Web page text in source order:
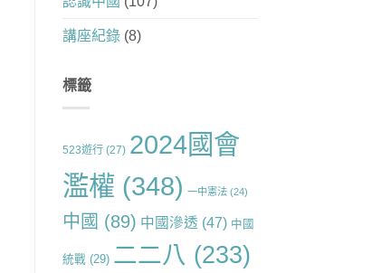
講座紀錄(8)
標籤
523遊行(27) 2024國會
濫權 (348) 一中憲法(24)
中國 (89) 中國滲透 (47) 中國
統戰(29) 二二八 (233)